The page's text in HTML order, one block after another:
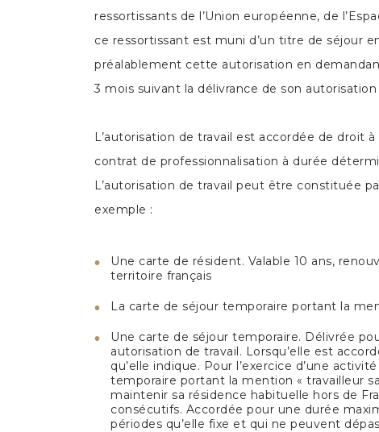
ressortissants de l’Union européenne, de
ce ressortissant est muni d’un titre de séjour
préalablement cette autorisation en
3 mois suivant la délivrance de son
L’autorisation de travail est accordée de droit
contrat de professionnalisation à durée
L’autorisation de travail peut être constituée
exemple :
Une carte de résident. Valable 10 ans,
territoire français
La carte de séjour temporaire portant la
Une carte de séjour temporaire. Délivrée
autorisation de travail. Lorsqu’elle est
qu’elle indique. Pour l’exercice d’une
temporaire portant la mention « travailleur
maintenir sa résidence habituelle hors de
consécutifs. Accordée pour une durée
périodes qu’elle fixe et qui ne peuvent